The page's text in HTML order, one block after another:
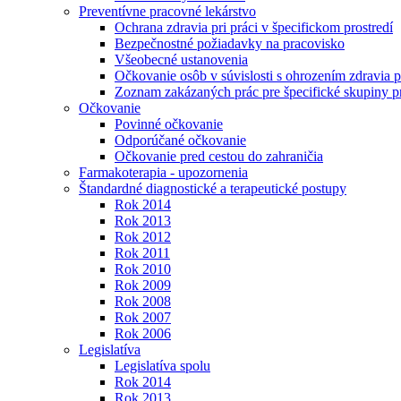
Preventívne pracovné lekárstvo
Ochrana zdravia pri práci v špecifickom prostredí
Bezpečnostné požiadavky na pracovisko
Všeobecné ustanovenia
Očkovanie osôb v súvislosti s ohrozením zdravia
Zoznam zakázaných prác pre špecifické skupiny
Očkovanie
Povinné očkovanie
Odporúčané očkovanie
Očkovanie pred cestou do zahraničia
Farmakoterapia - upozornenia
Štandardné diagnostické a terapeutické postupy
Rok 2014
Rok 2013
Rok 2012
Rok 2011
Rok 2010
Rok 2009
Rok 2008
Rok 2007
Rok 2006
Legislatíva
Legislatíva spolu
Rok 2014
Rok 2013